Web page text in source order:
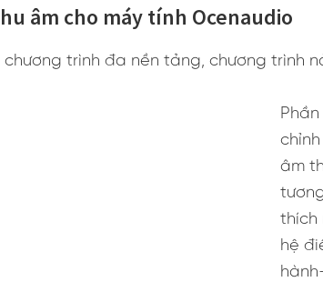
âm cho máy tính Ocenaudio
chương trình đa nền tảng, chương trình
âm
thích
hệ